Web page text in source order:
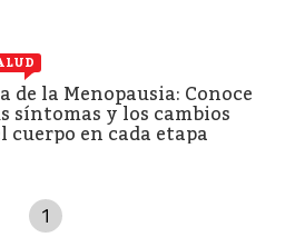
de la Menopausia: Conoce
síntomas y los cambios
cuerpo en cada etapa
1